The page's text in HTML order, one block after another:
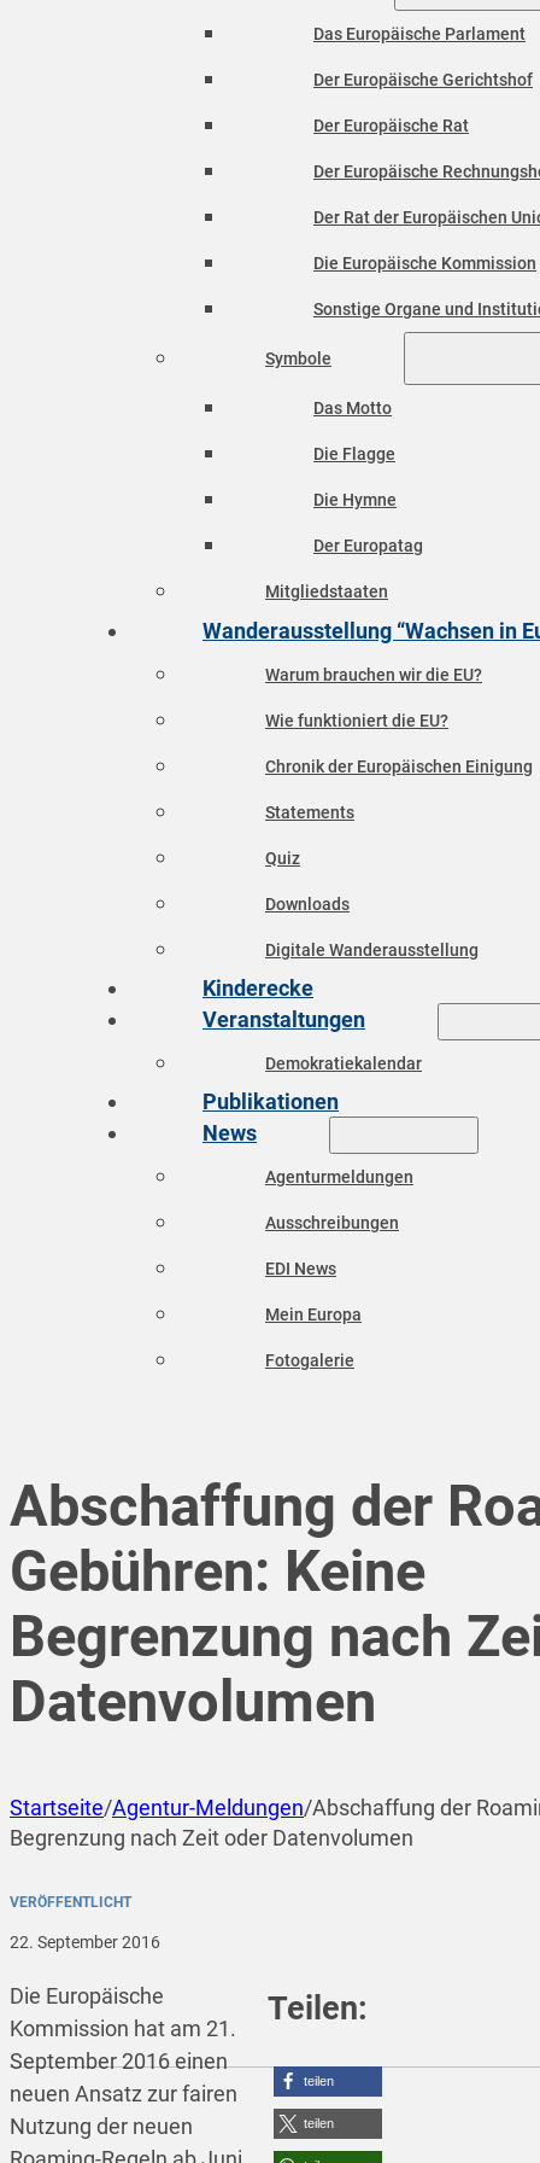
Das Europäische Parlament
Der Europäische Gerichtshof
Der Europäische Rat
Der Europäische
Der Rat der Europäischen
Die Europäische Kommission
Sonstige Organe und
Symbole
Das Motto
Die Flagge
Die Hymne
Der Europatag
Mitgliedstaaten
Wanderausstellung “Wachsen in
Warum brauchen wir die EU?
Wie funktioniert die EU?
Chronik der Europäischen Einigung
Statements
Quiz
Downloads
Digitale Wanderausstellung
Kinderecke
Veranstaltungen
Demokratiekalendar
Publikationen
News
Agenturmeldungen
Ausschreibungen
EDI News
Mein Europa
Fotogalerie
Abschaffung der
Gebühren: Keine
Begrenzung nach
Datenvolumen
Startseite/Agentur-Meldungen/Abschaffung der
Begrenzung nach Zeit oder Datenvolumen
VERÖFFENTLICHT
22. September 2016
Die Europäische
Kommission hat am 21.
September 2016 einen
neuen Ansatz zur fairen
Nutzung der neuen
Teilen:
teilen
teilen